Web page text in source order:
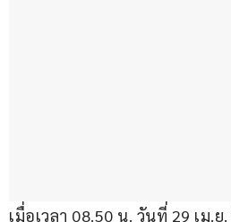
เมื่อเวลา 08.50 น. วันที่ 29 เม